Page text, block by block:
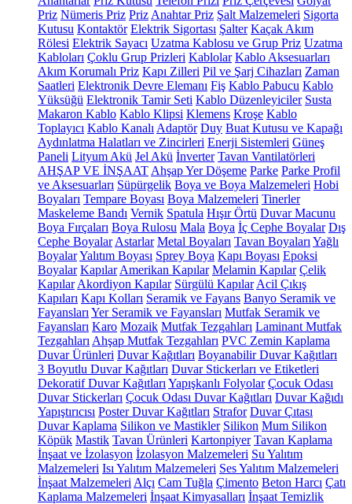
Priz Nümeris Priz Priz Anahtar Priz Şalt Malzemeleri Sigorta
Kutusu Kontaktör Elektrik Sigortası Şalter Kaçak Akım
Rölesi Elektrik Sayacı Uzatma Kablosu ve Grup Priz Uzatma
Kabloları Çoklu Grup Prizleri Kablolar Kablo Aksesuarları
Akım Korumalı Priz Kapı Zilleri Pil ve Şarj Cihazları Zaman
Saatleri Elektronik Devre Elemanı Fiş Kablo Pabucu Kablo
Yüksüğü Elektronik Tamir Seti Kablo Düzenleyiciler Susta
Makaron Kablo Kablo Klipsi Klemens Kroşe Kablo
Toplayıcı Kablo Kanalı Adaptör Duy Buat Kutusu ve Kapağı
Aydınlatma Halatları ve Zincirleri Enerji Sistemleri Güneş
Paneli Lityum Akü Jel Akü İnverter Tavan Vantilatörleri
AHŞAP VE İNŞAAT Ahşap Yer Döşeme Parke Parke Profil
ve Aksesuarları Süpürgelik Boya ve Boya Malzemeleri Hobi
Boyaları Tempare Boyası Boya Malzemeleri Tinerler
Maskeleme Bandı Vernik Spatula Hışır Örtü Duvar Macunu
Boya Fırçaları Boya Rulosu Mala Boya İç Cephe Boyalar Dış
Cephe Boyalar Astarlar Metal Boyaları Tavan Boyaları Yağlı
BoyalarYalıtım Boyası Sprey Boya Kapı Boyası Epoksi
Boyalar Kapılar Amerikan Kapılar Melamin Kapılar Çelik
Kapılar Akordiyon Kapılar Sürgülü Kapılar Acil Çıkış
Kapıları Kapı Kolları Seramik ve Fayans Banyo Seramik ve
Fayansları Yer Seramik ve Fayansları Mutfak Seramik ve
Fayansları Karo Mozaik Mutfak Tezgahları Laminant Mutfak
Tezgahları Ahşap Mutfak Tezgahları PVC Zemin Kaplama
Duvar Ürünleri Duvar Kağıtları Boyanabilir Duvar Kağıtları
3 Boyutlu Duvar Kağıtları Duvar Stickerları ve Etiketleri
Dekoratif Duvar Kağıtları Yapışkanlı Folyolar Çocuk Odası
Duvar Stickerları Çocuk Odası Duvar Kağıtları Duvar Kağıdı
Yapıştırıcısı Poster Duvar Kağıtları Strafor Duvar Çıtası
Duvar Kaplama Silikon ve Mastikler Silikon Mum Silikon
Köpük Mastik Tavan Ürünleri Kartonpiyer Tavan Kaplama
İnşaat ve İzolasyon İzolasyon Malzemeleri Su Yalıtım
Malzemeleri Isı Yalıtım Malzemeleri Ses Yalıtım Malzemeleri
İnşaat Malzemeleri Alçı Cam Tuğla Çimento Beton Harcı Çatı
Kaplama Malzemeleri İnşaat Kimyasalları İnşaat Temizlik